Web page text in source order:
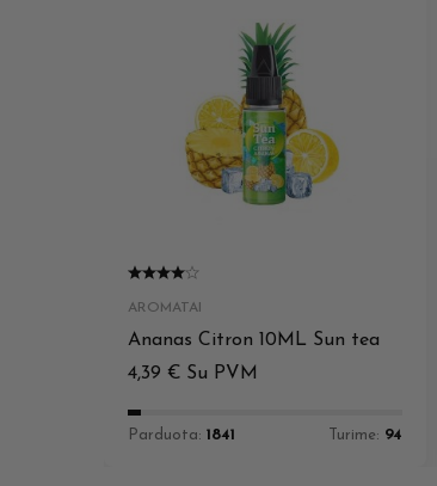
AROMATAI
Ananas Citron 10ML Sun tea
4,39 € Su PVM
Parduota: 1841 Turime: 94